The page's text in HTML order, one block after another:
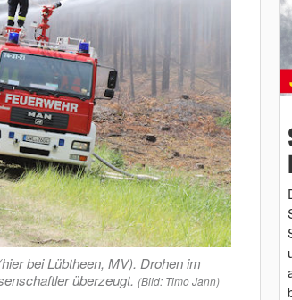
bei Lübtheen, MV). Drohen im
überzeugt. (Bild: Timo Jann)